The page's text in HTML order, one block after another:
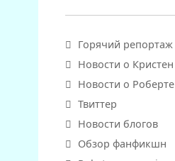
Горячий репортаж
Новости о Кристен
Новости о Роберте
Твиттер
Новости блогов
Обзор фанфикшн